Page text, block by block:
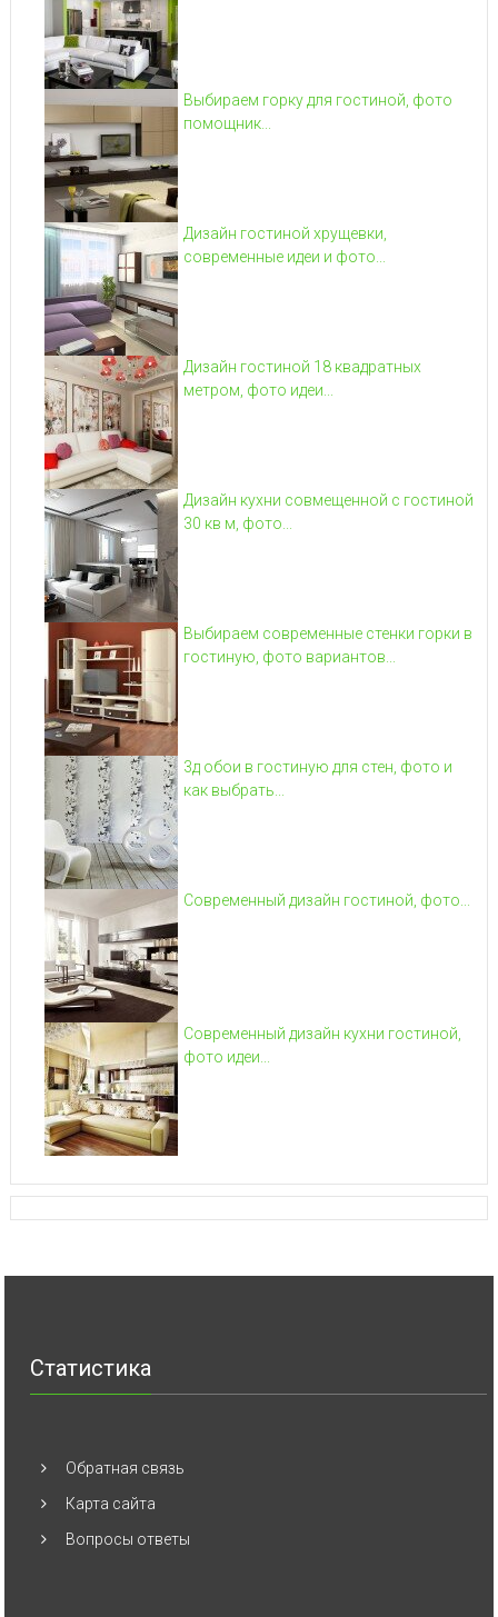
Выбираем горку для гостиной, фото
помощник...
Дизайн гостиной хрущевки,
современные идеи и фото...
Дизайн гостиной 18 квадратных
метром, фото идеи...
Дизайн кухни совмещенной с гостиной
30 кв м, фото...
Выбираем современные стенки горки в
гостиную, фото вариантов...
3д обои в гостиную для стен, фото и
как выбрать...
Современный дизайн гостиной, фото...
Современный дизайн кухни гостиной,
фото идеи...
Статистика
Обратная связь
Карта сайта
Вопросы ответы